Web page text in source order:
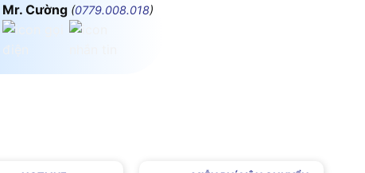
Mr. Cường (0779.008.018)